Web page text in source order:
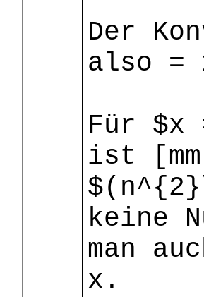
Der
also =
Für $x
ist
keine
man
x.